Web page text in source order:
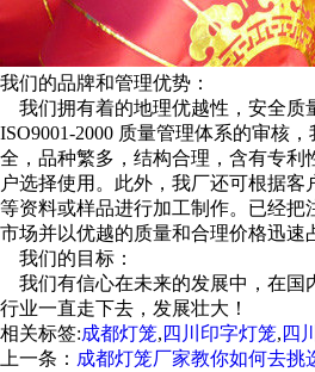
我们的品牌和管理优势：
我们拥有着的地理优越性，安全质
ISO9001-2000 质量管理体系的审核
全，品种繁多，结构合理，含有专利
户选择使用。此外，我厂还可根据客
等资料或样品进行加工制作。已经把
市场并以优越的质量和合理价格迅速
我们的目标：
我们有信心在未来的发展中，在国
行业一直走下去，发展壮大！
相关标签:成都灯笼, 四川印字灯笼, 四
上一条： 成都灯笼厂家教你如何去挑